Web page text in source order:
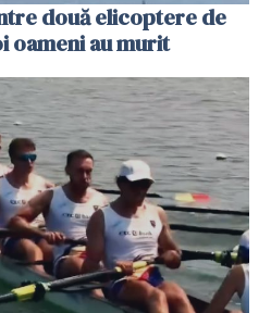
două elicoptere de
oameni au murit